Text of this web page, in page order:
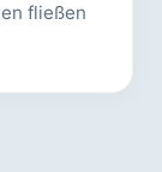
fließen